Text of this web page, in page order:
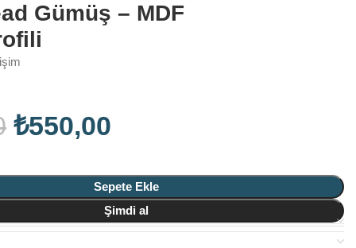
Gümüş – MDF
₺550,00
Sepete Ekle
Şimdi al